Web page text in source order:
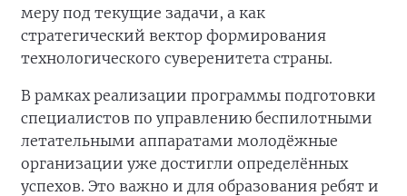
меру под текущие задачи, а как
стратегический вектор формирования
технологического суверенитета страны.
В рамках реализации программы подготовки
специалистов по управлению беспилотными
летательными аппаратами молодёжные
организации уже достигли определённых
успехов. Это важно и для образования ребят и